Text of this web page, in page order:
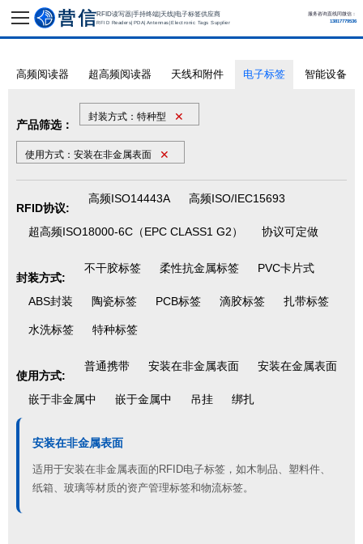
RFID读写器|手持终端|天线|电子标签供应商
RFID Readers|PDA|Antennas|Electronic Tags Supplier
服务咨询直线同微信：
13817779536
高频阅读器 超高频阅读器 天线和附件 电子标签 智能设备
产品筛选：
封装方式：特种型 ✕
使用方式：安装在非金属表面 ✕
RFID协议:
高频ISO14443A 高频ISO/IEC15693
超高频ISO18000-6C（EPC CLASS1 G2） 协议可定做
封装方式:
不干胶标签 柔性抗金属标签 PVC卡片式
ABS封装 陶瓷标签 PCB标签 滴胶标签 扎带标签
水洗标签 特种标签
使用方式:
普通携带 安装在非金属表面 安装在金属表面
嵌于非金属中 嵌于金属中 吊挂 绑扎
安装在非金属表面
适用于安装在非金属表面的RFID电子标签，如木制品、塑料件、
纸箱、玻璃等材质的资产管理标签和物流标签。